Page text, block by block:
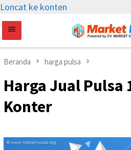
Loncat ke konten
Beranda harga pulsa
Harga Jual Pulsa
Konter